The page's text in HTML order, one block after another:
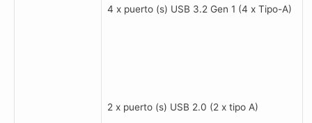
4 x puerto (s) USB 3.2 Gen 1 (4 x Tipo-A)
2 x puerto (s) USB 2.0 (2 x tipo A)